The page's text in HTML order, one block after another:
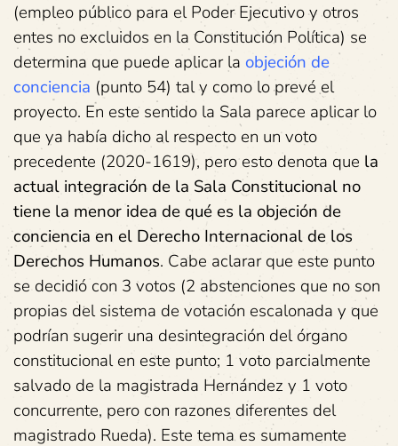
(empleo público para el Poder Ejecutivo y otros
entes no excluidos en la Constitución Política) se
determina que puede aplicar la objeción de
conciencia (punto 54) tal y como lo prevé el
proyecto. En este sentido la Sala parece aplicar lo
que ya había dicho al respecto en un voto
precedente (2020-1619), pero esto denota que la
actual integración de la Sala Constitucional no
tiene la menor idea de qué es la objeción de
conciencia en el Derecho Internacional de los
Derechos Humanos. Cabe aclarar que este punto
se decidió con 3 votos (2 abstenciones que no son
propias del sistema de votación escalonada y que
podrían sugerir una desintegración del órgano
constitucional en este punto; 1 voto parcialmente
salvado de la magistrada Hernández y 1 voto
concurrente, pero con razones diferentes del
magistrado Rueda). Este tema es sumamente